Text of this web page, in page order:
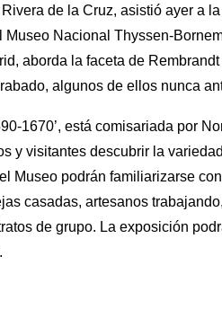
de la Cruz, asistió ayer a
Museo Nacional Thyssen-
aborda la faceta de
algunos de ellos nunca
1670’, está comisariada por
y visitantes descubrir la
Museo podrán familiarizarse
casadas, artesanos
de grupo. La exposición